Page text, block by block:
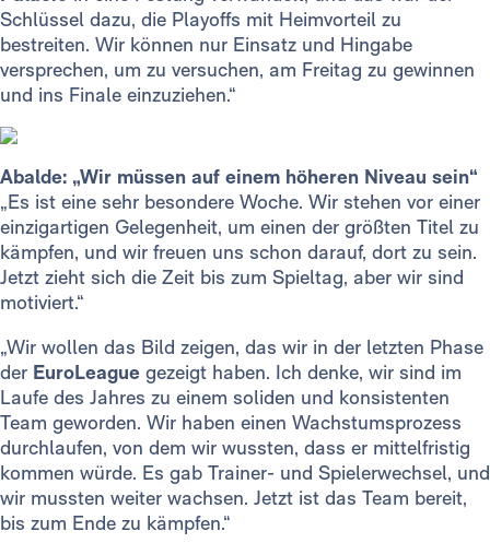
Schlüssel dazu, die Playoffs mit Heimvorteil zu
bestreiten. Wir können nur Einsatz und Hingabe
versprechen, um zu versuchen, am Freitag zu gewinnen
und ins Finale einzuziehen.“
Abalde: „Wir müssen auf einem höheren Niveau sein“
„Es ist eine sehr besondere Woche. Wir stehen vor einer
einzigartigen Gelegenheit, um einen der größten Titel zu
kämpfen, und wir freuen uns schon darauf, dort zu sein.
Jetzt zieht sich die Zeit bis zum Spieltag, aber wir sind
motiviert.“
„Wir wollen das Bild zeigen, das wir in der letzten Phase
der EuroLeague gezeigt haben. Ich denke, wir sind im
Laufe des Jahres zu einem soliden und konsistenten
Team geworden. Wir haben einen Wachstumsprozess
durchlaufen, von dem wir wussten, dass er mittelfristig
kommen würde. Es gab Trainer- und Spielerwechsel, und
wir mussten weiter wachsen. Jetzt ist das Team bereit,
bis zum Ende zu kämpfen.“